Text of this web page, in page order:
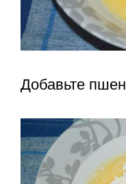
Добавьте